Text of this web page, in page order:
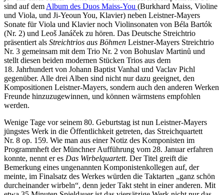
sind auf dem Album des Duos Maiss-You (Burkhard Maiss, Violine
und Viola, und Ji-Yeoun You, Klavier) neben Leistner-Mayers
Sonate für Viola und Klavier noch Violinsonaten von Béla Bartók
(Nr. 2) und Leoš Janáček zu hören. Das Deutsche Streichtrio
präsentiert als Streichtrios aus Böhmen Leistner-Mayers Streichtrio
Nr. 3 gemeinsam mit dem Trio Nr. 2 von Bohuslav Martinů und
stellt diesen beiden modernen Stücken Trios aus dem
18. Jahrhundert von Johann Baptist Vanhal und Vaclav Pichl
gegenüber. Alle drei Alben sind nicht nur dazu geeignet, den
Kompositionen Leistner-Mayers, sondern auch den anderen Werken
Freunde hinzuzugewinnen, und können wärmstens empfohlen
werden.
Wenige Tage vor seinem 80. Geburtstag ist nun Leistner-Mayers
jüngstes Werk in die Öffentlichkeit getreten, das Streichquartett
Nr. 8 op. 159. Wie man aus einer Notiz des Komponisten im
Programmheft der Münchner Aufführung vom 28. Januar erfahren
konnte, nennt er es Das Wirbelquartett. Der Titel greift die
Bemerkung eines ungenannten Komponistenkollegen auf, der
meinte, im Finalsatz des Werkes würden die Taktarten „ganz schön
durcheinander wirbeln“, denn jeder Takt steht in einer anderen. Mit